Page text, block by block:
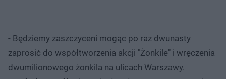
- Będziemy zaszczyceni mogąc po raz dwunasty
zaprosić do współtworzenia akcji "Żonkile" i wręczenia
dwumilionowego żonkila na ulicach Warszawy.